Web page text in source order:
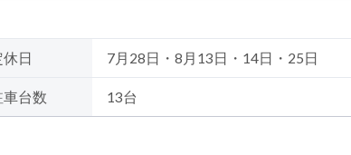
休日 7月28日・8月13日・14日・25日
車台数 13台